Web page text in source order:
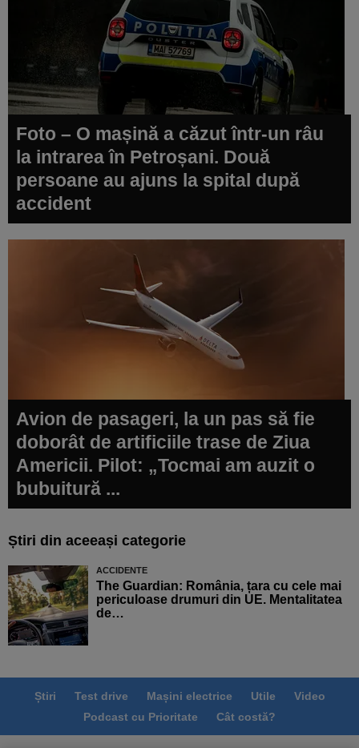
Foto – O mașină a căzut într-un râu
la intrarea în Petroșani. Două
persoane au ajuns la spital după
accident
Avion de pasageri, la un pas să fie
doborât de artificiile trase de Ziua
Americii. Pilot: „Tocmai am auzit o
bubuitură ...
Știri din aceeași categorie
ACCIDENTE
The Guardian: România, țara cu cele mai
periculoase drumuri din UE. Mentalitatea
de…
Știri Test drive Mașini electrice Utile
Video
Podcast cu Prioritate
Cât costă?